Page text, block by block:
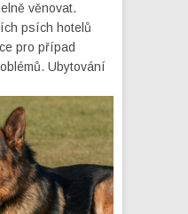
věnovat.
psích hotelů
pro případ
Ubytování